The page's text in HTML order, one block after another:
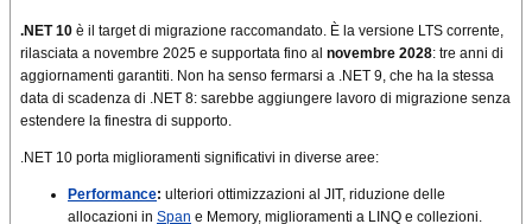
.NET 10 è il target di migrazione raccomandato. È la versione LTS corrente,
rilasciata a novembre 2025 e supportata fino al novembre 2028: tre anni di
aggiornamenti garantiti. Non ha senso fermarsi a .NET 9, che ha la stessa
data di scadenza di .NET 8: sarebbe aggiungere lavoro di migrazione senza
estendere la finestra di supporto.
.NET 10 porta miglioramenti significativi in diverse aree:
Performance: ulteriori ottimizzazioni al JIT, riduzione delle
allocazioni in Span e Memory, miglioramenti a LINQ e collezioni.